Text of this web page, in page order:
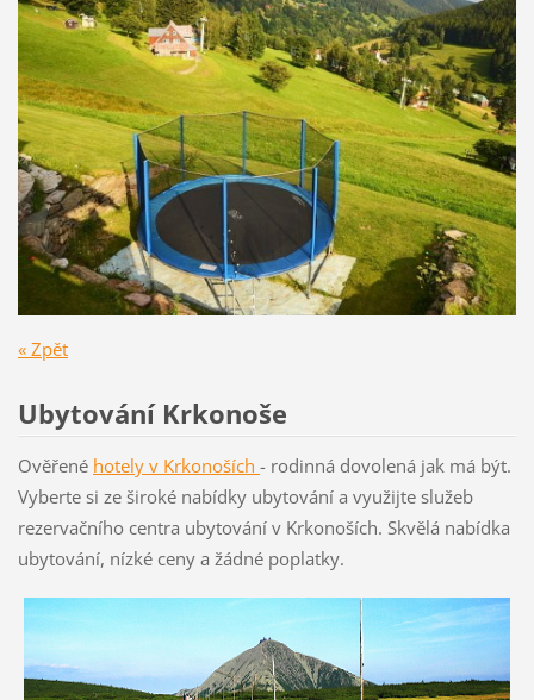
« Zpět
Ubytování Krkonoše
Ověřené hotely v Krkonoších - rodinná dovolená jak má být.
Vyberte si ze široké nabídky ubytování a využijte služeb
rezervačního centra ubytování v Krkonoších. Skvělá nabídka
ubytování, nízké ceny a žádné poplatky.